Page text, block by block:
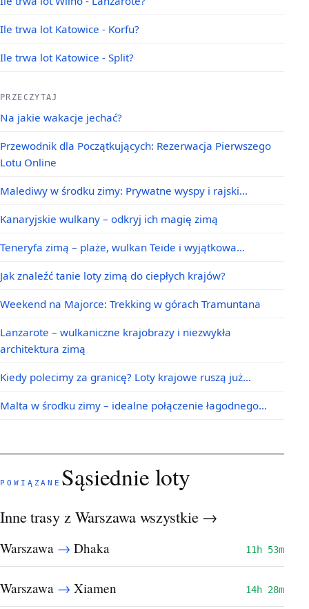
Ile trwa lot Katowice - Korfu?
Ile trwa lot Katowice - Split?
PRZECZYTAJ
Na jakie wakacje jechać?
Przewodnik dla Początkujących: Rezerwacja Pierwszego
Lotu Online
Malediwy w środku zimy: Prywatne wyspy i rajski…
Kanaryjskie wulkany – odkryj ich magię zimą
Teneryfa zimą – plaże, wulkan Teide i wyjątkowa…
Jak znaleźć tanie loty zimą do ciepłych krajów?
Weekend na Majorce: Trekking w górach Tramuntana
Lanzarote – wulkaniczne krajobrazy i niezwykła
architektura zimą
Kiedy polecimy za granicę? Loty krajowe ruszą już…
Malta w środku zimy – idealne połączenie łagodnego…
POWIĄZANE Sąsiednie loty
Inne trasy z Warszawa wszystkie →
Warszawa → Dhaka 11h 53m
Warszawa → Xiamen 14h 28m